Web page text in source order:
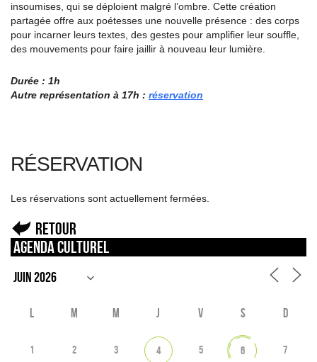
insoumises, qui se déploient malgré l’ombre. Cette création
partagée offre aux poétesses une nouvelle présence : des corps
pour incarner leurs textes, des gestes pour amplifier leur souffle,
des mouvements pour faire jaillir à nouveau leur lumière.
Durée : 1h
Autre représentation à 17h : réservation
RÉSERVATION
Les réservations sont actuellement fermées.
Retour
Agenda culturel
L M M J V S D
1 2 3 4 5 6 7